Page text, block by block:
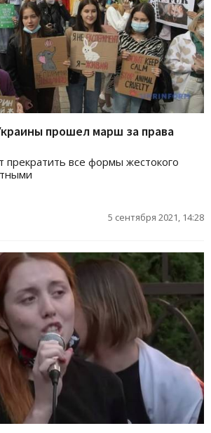
прошел марш за права
прекратить все формы жестокого
5 сентября 2021, 14:28